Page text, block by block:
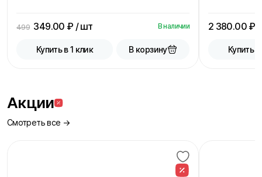
499 349.00 ₽ / шт В наличии
Купить в 1 клик В корзину
2 380.00₽ /
Купить в
Акции
Смотреть все →